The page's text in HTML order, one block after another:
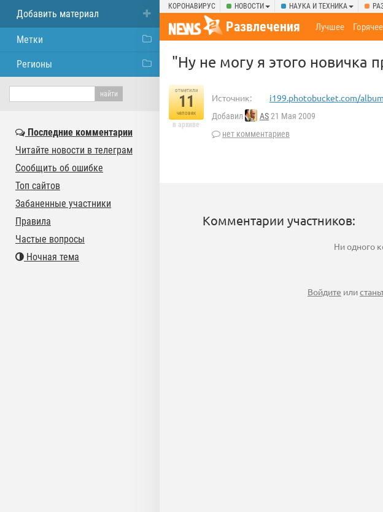
КОРОНАВИРУС НОВОСТИ НАУКА И ТЕХНИКА
Развлечения Лучшее Горячее
"Ну не могу я этого новичка
отметили
11
человек
в архиве
Источник: i199.photobucket.com/
Добавил AS21 Мая 2009
нет комментариев
Комментарии участников:
Ни одного
Войдите или
Добавить материал
Метки
Регионы
Последние комментарии
Читайте новости в телеграм
Сообщить об ошибке
Топ сайтов
Забаненные участники
Правила
Частые вопросы
Ночная тема